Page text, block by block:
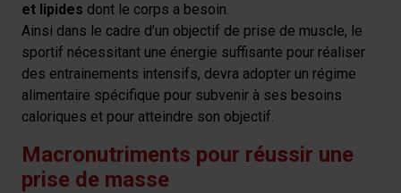
et lipides dont le corps a besoin.
Ainsi dans le cadre d’un objectif de prise de muscle, le
sportif nécessitant une énergie suffisante pour réaliser
des entrainements intensifs, devra adopter un régime
alimentaire spécifique pour subvenir à ses besoins
caloriques et pour atteindre son objectif.
Macronutriments pour réussir une
prise de masse